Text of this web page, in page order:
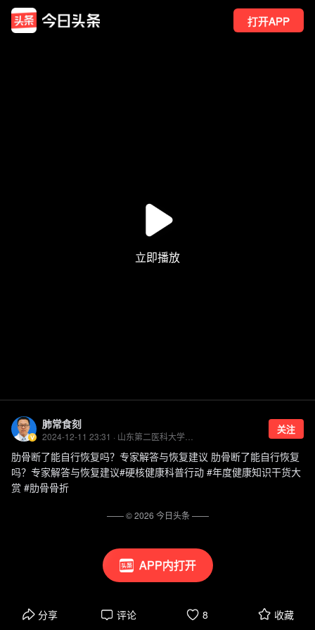
打开APP
APP内打开
肺常食刻 关注
肋骨断了能自行恢复吗？专家解答与恢复建议 肋骨断了能自行恢复
吗？专家解答与恢复建议#硬核健康科普行动 #年度健康知识干货大
赏 #肋骨骨折
分享 评论 8 收藏
—— ©2026 今日头条——